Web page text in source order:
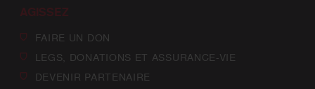
AGISSEZ
FAIRE UN DON
LEGS, DONATIONS ET ASSURANCE-VIE
DEVENIR PARTENAIRE